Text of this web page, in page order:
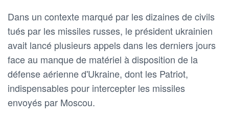
Dans un contexte marqué par les dizaines de civils
tués par les missiles russes, le président ukrainien
avait lancé plusieurs appels dans les derniers jours
face au manque de matériel à disposition de la
défense aérienne d'Ukraine, dont les Patriot,
indispensables pour intercepter les missiles
envoyés par Moscou.